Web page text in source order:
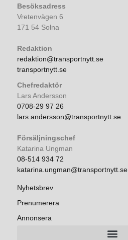
Besöksadress
Vretenvägen 6
171 54 Solna
Redaktion
redaktion@transportnytt.se
transportnytt.se
Chefredaktör
Lars Andersson
0708-29 97 26
lars.andersson@transportnytt.se
Försäljningschef
Katarina Ungman
08-514 934 72
katarina.ungman@transportnytt.se
Nyhetsbrev
Prenumerera
Annonsera